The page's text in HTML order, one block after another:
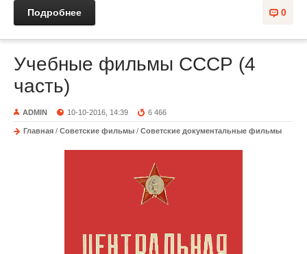
0
Подробнее
Учебные фильмы СССР (4
часть)
ADMIN 10-10-2016, 14:39 6 466
Главная / Советские фильмы / Советские документальные фильмы